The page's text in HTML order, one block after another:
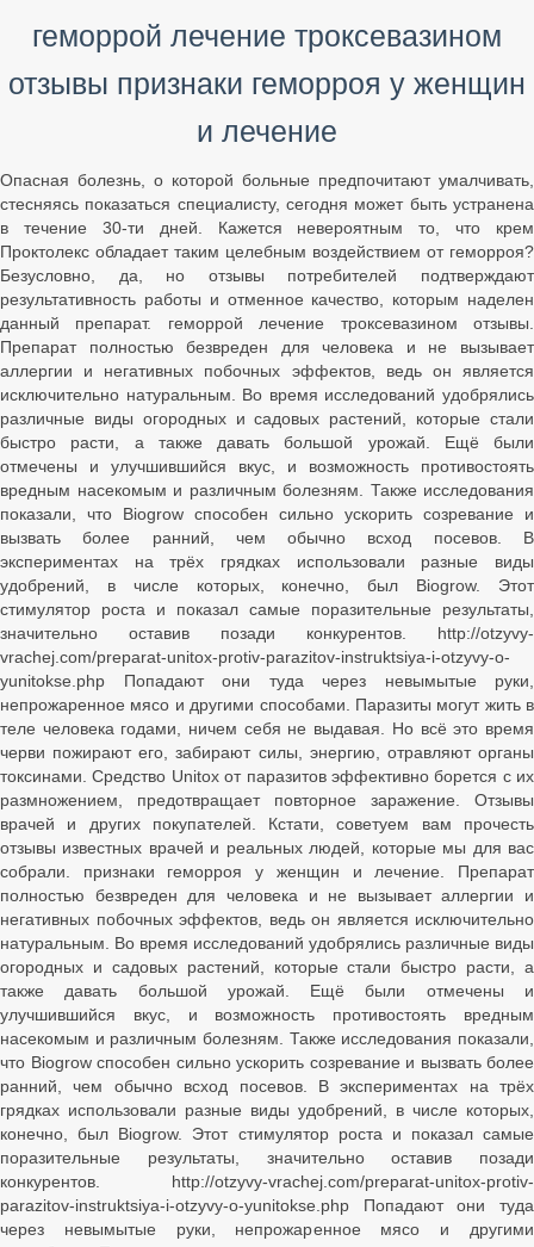
геморрой лечение троксевазином
отзывы признаки геморроя у женщин
и лечение
Опасная болезнь, о которой больные предпочитают умалчивать,
стесняясь показаться специалисту, сегодня может быть устранена
в течение 30-ти дней. Кажется невероятным то, что крем
Проктолекс обладает таким целебным воздействием от геморроя?
Безусловно, да, но отзывы потребителей подтверждают
результативность работы и отменное качество, которым наделен
данный препарат. геморрой лечение троксевазином отзывы.
Препарат полностью безвреден для человека и не вызывает
аллергии и негативных побочных эффектов, ведь он является
исключительно натуральным. Во время исследований удобрялись
различные виды огородных и садовых растений, которые стали
быстро расти, а также давать большой урожай. Ещё были
отмечены и улучшившийся вкус, и возможность противостоять
вредным насекомым и различным болезням. Также исследования
показали, что Biogrow способен сильно ускорить созревание и
вызвать более ранний, чем обычно всход посевов. В
экспериментах на трёх грядках использовали разные виды
удобрений, в числе которых, конечно, был Biogrow. Этот
стимулятор роста и показал самые поразительные результаты,
значительно оставив позади конкурентов. http://otzyvy-
vrachej.com/preparat-unitox-protiv-parazitov-instruktsiya-i-otzyvy-o-
yunitokse.php Попадают они туда через невымытые руки,
непрожаренное мясо и другими способами. Паразиты могут жить в
теле человека годами, ничем себя не выдавая. Но всё это время
черви пожирают его, забирают силы, энергию, отравляют органы
токсинами. Средство Unitox от паразитов эффективно борется с их
размножением, предотвращает повторное заражение. Отзывы
врачей и других покупателей. Кстати, советуем вам прочесть
отзывы известных врачей и реальных людей, которые мы для вас
собрали. признаки геморроя у женщин и лечение. Препарат
полностью безвреден для человека и не вызывает аллергии и
негативных побочных эффектов, ведь он является исключительно
натуральным. Во время исследований удобрялись различные виды
огородных и садовых растений, которые стали быстро расти, а
также давать большой урожай. Ещё были отмечены и
улучшившийся вкус, и возможность противостоять вредным
насекомым и различным болезням. Также исследования показали,
что Biogrow способен сильно ускорить созревание и вызвать более
ранний, чем обычно всход посевов. В экспериментах на трёх
грядках использовали разные виды удобрений, в числе которых,
конечно, был Biogrow. Этот стимулятор роста и показал самые
поразительные результаты, значительно оставив позади
конкурентов. http://otzyvy-vrachej.com/preparat-unitox-protiv-
parazitov-instruktsiya-i-otzyvy-o-yunitokse.php Попадают они туда
через невымытые руки, непрожаренное мясо и другими